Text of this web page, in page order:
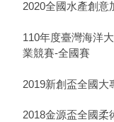
2020全國水產創意
110年度臺灣海洋
業競賽-全國賽
2019新創盃全國大
2018金源盃全國柔